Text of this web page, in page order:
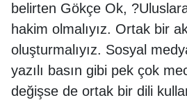
belirten Gökçe Ok,
hakim olmalıyız. Ortak bir
oluşturmalıyız. Sosyal
yazılı basın gibi pek çok
değişse de ortak bir dili